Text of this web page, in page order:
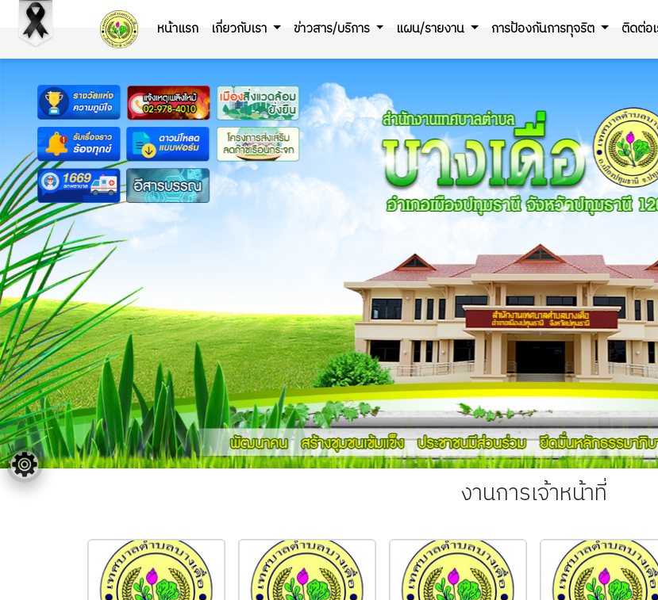
หน้าแรก เกี่ยวกับเรา ข่าวสาร/บริการ แผน/รายงาน การป้องกันการทุจริต ติดต่อ
งานการเจ้าหน้าที่